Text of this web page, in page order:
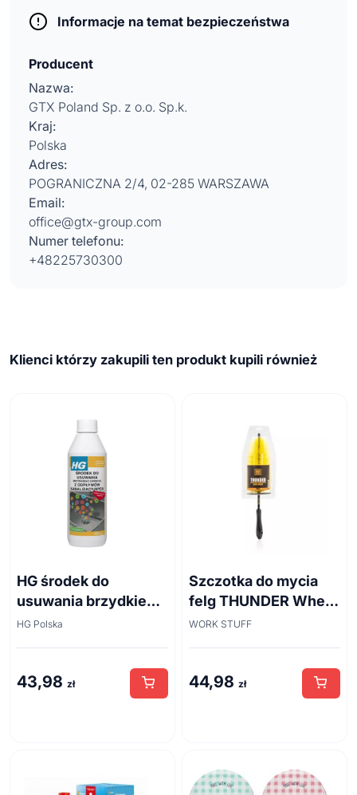
Informacje na temat bezpieczeństwa
Producent
Nazwa:
GTX Poland Sp. z o.o. Sp.k.
Kraj:
Polska
Adres:
POGRANICZNA 2/4, 02-285 WARSZAWA
Email:
office@gtx-group.com
Numer telefonu:
+48225730300
Klienci którzy zakupili ten produkt kupili również
HG środek do
usuwania brzydkiego
zapachu z odpływów
HG Polska
43,98 zł
Szczotka do mycia
felg THUNDER Wheel
Brush 45cm
WORK STUFF
44,98 zł